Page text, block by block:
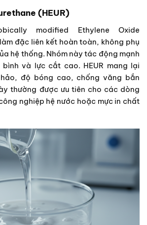
(HEUR)
modified Ethylene Oxide
đặc liên kết hoàn toàn, không phụ
hệ thống. Nhóm này tác động mạnh
và lực cắt cao. HEUR mang lại
độ bóng cao, chống văng bắn
thường được ưu tiên cho các dòng
nghiệp hệ nước hoặc mực in chất